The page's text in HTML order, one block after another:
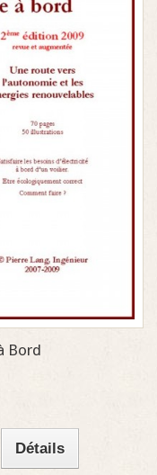
Bord
Détails